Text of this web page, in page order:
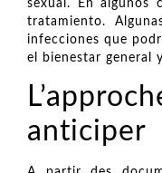
sexual. En algunos
tratamiento.
infecciones que
el bienestar general
anticiper